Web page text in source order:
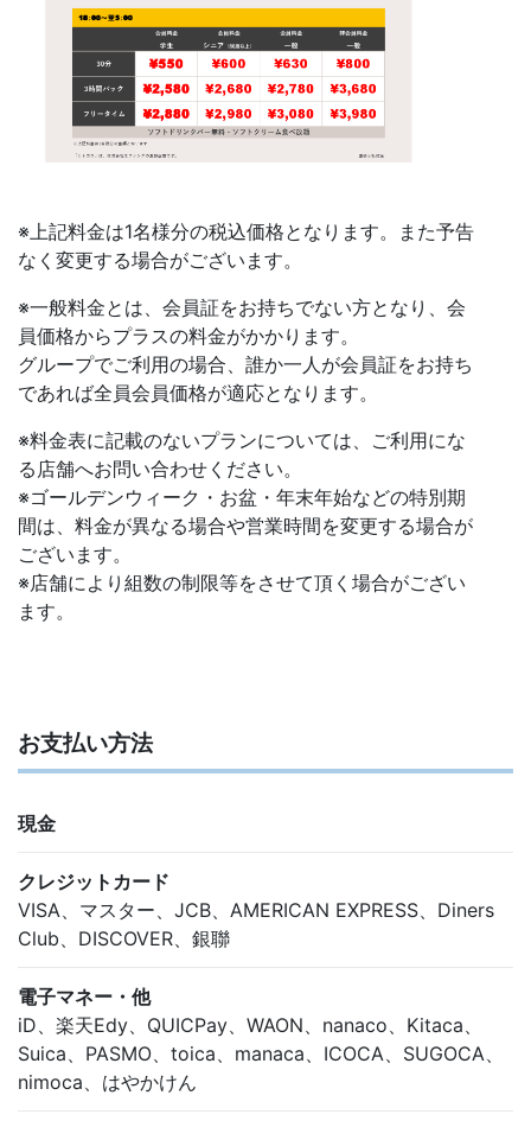
※上記料金は1名様分の税込価格となります。また予告
なく変更する場合がございます。
※一般料金とは、会員証をお持ちでない方となり、会
員価格からプラスの料金がかかります。
グループでご利用の場合、誰か一人が会員証をお持ち
であれば全員会員価格が適応となります。
※料金表に記載のないプランについては、ご利用にな
る店舗へお問い合わせください。
※ゴールデンウィーク・お盆・年末年始などの特別期
間は、料金が異なる場合や営業時間を変更する場合が
ございます。
※店舗により組数の制限等をさせて頂く場合がござい
ます。
お支払い方法
現金
クレジットカード
VISA、マスター、JCB、AMERICAN EXPRESS、Diners
Club、DISCOVER、銀聯
電子マネー・他
iD、楽天Edy、QUICPay、WAON、nanaco、Kitaca、
Suica、PASMO、toica、manaca、ICOCA、SUGOCA、
nimoca、はやかけん